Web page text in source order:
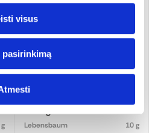
visus
pasirinkimą
ekologiškas
Lebensbaum
10 g